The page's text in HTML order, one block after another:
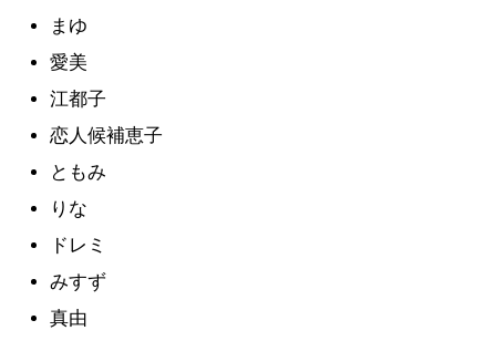
まゆ
愛美
江都子
恋人候補恵子
ともみ
りな
ドレミ
みすず
真由